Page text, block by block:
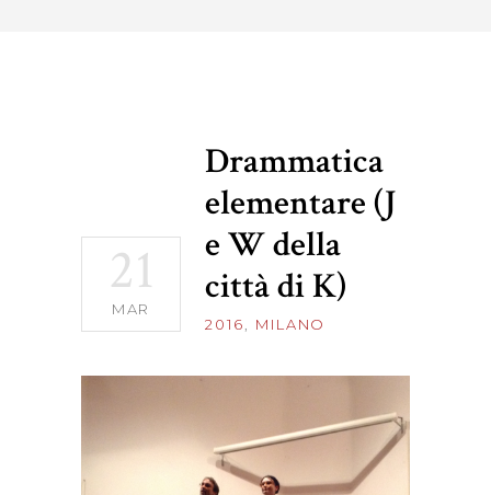
21
MAR
Drammatica
elementare (J
e W della
città di K)
2016 MILANO